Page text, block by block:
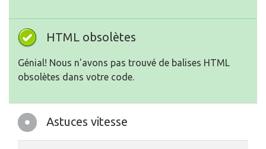
HTML obsolètes
Génial! Nous n'avons pas trouvé de balises HTML
obsolètes dans votre code.
Astuces vitesse